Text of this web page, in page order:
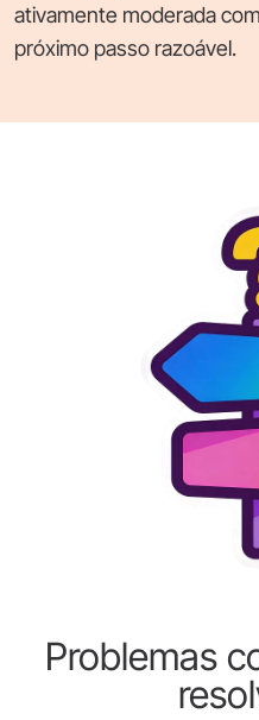
ativamente moderada
próximo passo razoável.
Problemas